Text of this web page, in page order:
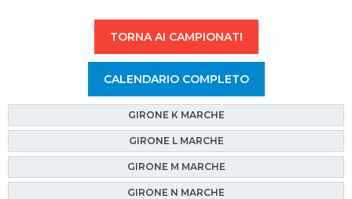
TORNA AI CAMPIONATI
CALENDARIO COMPLETO
GIRONE K MARCHE
GIRONE L MARCHE
GIRONE M MARCHE
GIRONE N MARCHE